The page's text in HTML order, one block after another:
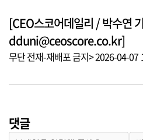
[CEO스코어데일리 / 박수연
dduni@ceoscore.co.kr]
무단 전재-재배포 금지> 2026-04-07
댓글